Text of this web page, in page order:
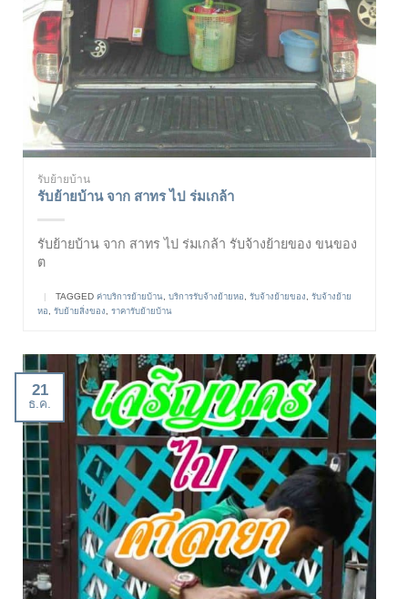
รับย้ายบ้าน
รับย้ายบ้าน จาก สาทร ไป ร่มเกล้า
รับย้ายบ้าน จาก สาทร ไป ร่มเกล้า รับจ้างย้ายของ ขนของ
ต
| TAGGED ค่าบริการย้ายบ้าน บริการรับจ้างย้ายหอ รับจ้างย้ายของ
รับจ้างย้าย
หอ
รับย้ายสิ่งของ ราคารับย้ายบ้าน
21
ธ.ค.